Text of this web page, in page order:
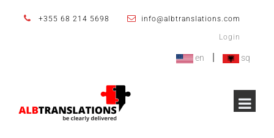
+355 68 214 5698 info@albtranslations.com
Login
en | sq